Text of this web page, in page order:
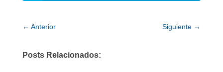
← Anterior Siguiente →
Posts Relacionados: